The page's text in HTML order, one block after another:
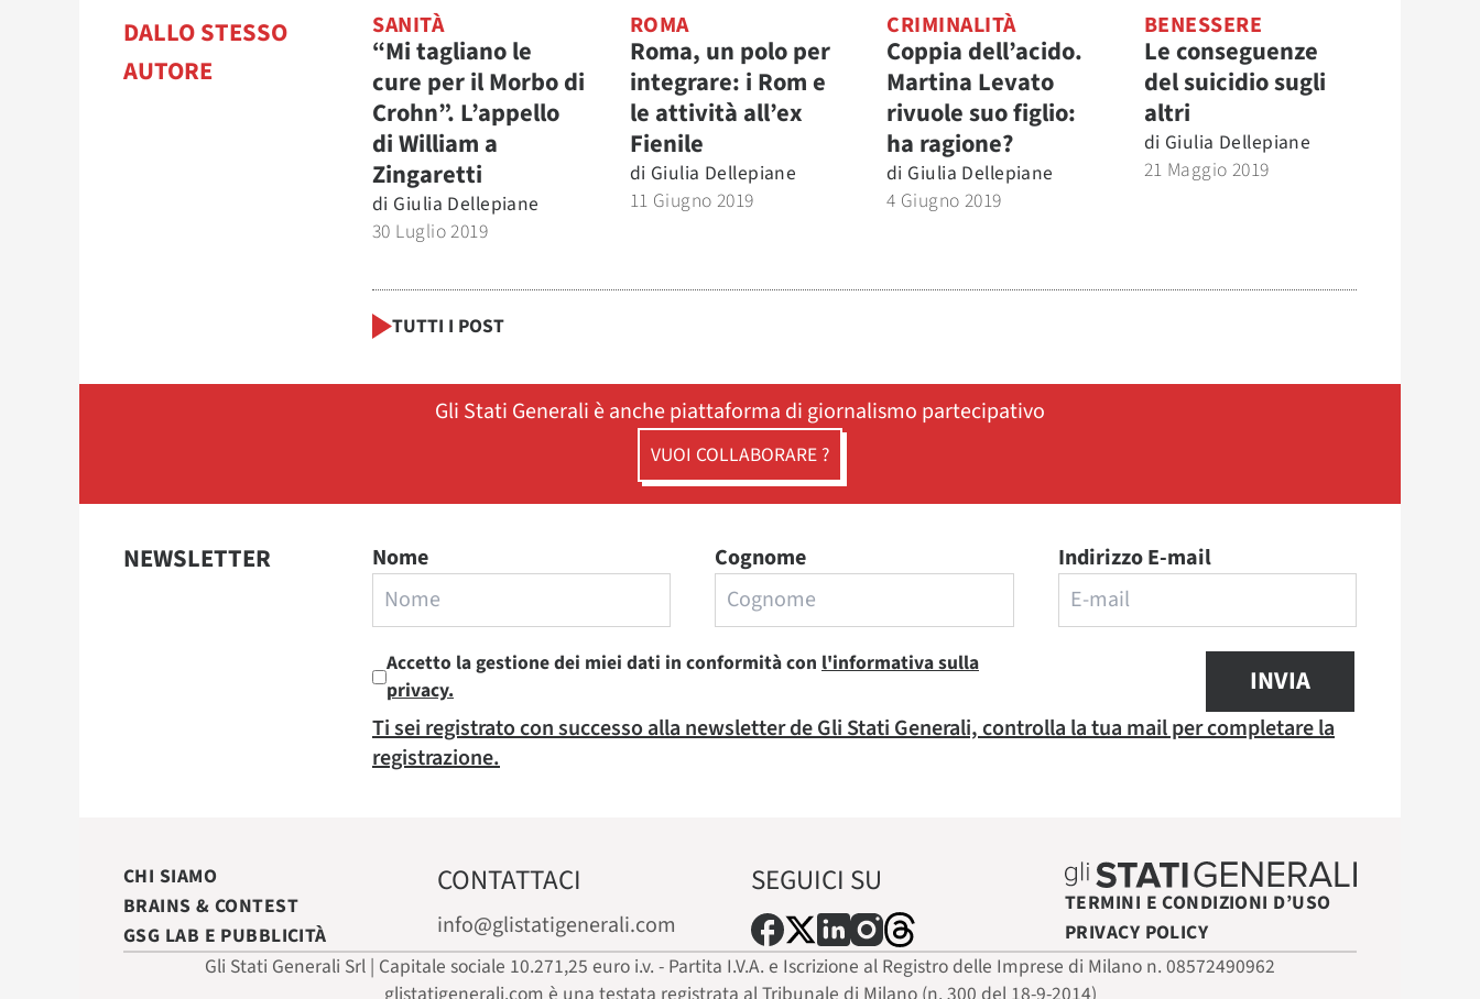
DALLO STESSO
AUTORE
SANITÀ
“Mi tagliano le
cure per il Morbo di
Crohn”. L’appello
di William a
Zingaretti
di Giulia Dellepiane
30 Luglio 2019
ROMA
Roma, un polo per
integrare: i Rom e
le attività all’ex
Fienile
di Giulia Dellepiane
11 Giugno 2019
CRIMINALITÀ
Coppia dell’acido.
Martina Levato
rivuole suo figlio:
ha ragione?
di Giulia Dellepiane
4 Giugno 2019
BENESSERE
Le conseguenze
del suicidio sugli
altri
di Giulia Dellepiane
21 Maggio 2019
TUTTI I POST
Gli Stati Generali è anche piattaforma di giornalismo partecipativo
VUOI COLLABORARE ?
NEWSLETTER Nome Cognome Indirizzo E-mail
Accetto la gestione dei miei dati in conformità con l'informativa sulla
privacy.
INVIA
Ti sei registrato con successo alla newsletter de Gli Stati Generali, controlla la tua mail per completare la
registrazione.
CHI SIAMO
BRAINS & CONTEST
GSG LAB E PUBBLICITÀ
CONTATTACI
info@glistatigenerali.com
SEGUICI SU
TERMINI E CONDIZIONI D’USO
PRIVACY POLICY
Gli Stati Generali Srl | Capitale sociale 10.271,25 euro i.v. - Partita I.V.A. e Iscrizione al Registro delle Imprese di Milano n. 08572490962